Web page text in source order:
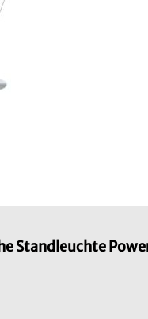
Standleuchte